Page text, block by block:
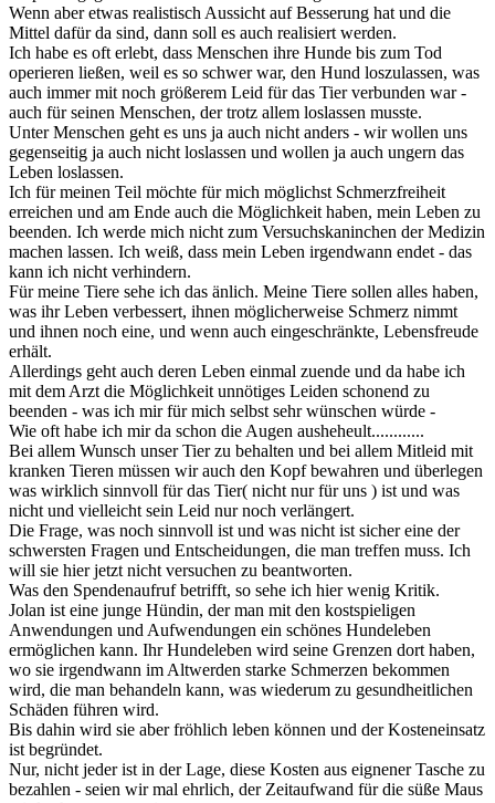
Wenn aber etwas realistisch Aussicht auf Besserung hat und die
Mittel dafür da sind, dann soll es auch realisiert werden.
Ich habe es oft erlebt, dass Menschen ihre Hunde bis zum Tod
operieren ließen, weil es so schwer war, den Hund loszulassen, was
auch immer mit noch größerem Leid für das Tier verbunden war -
auch für seinen Menschen, der trotz allem loslassen musste.
Unter Menschen geht es uns ja auch nicht anders - wir wollen uns
gegenseitig ja auch nicht loslassen und wollen ja auch ungern das
Leben loslassen.
Ich für meinen Teil möchte für mich möglichst Schmerzfreiheit
erreichen und am Ende auch die Möglichkeit haben, mein Leben zu
beenden. Ich werde mich nicht zum Versuchskaninchen der Medizin
machen lassen. Ich weiß, dass mein Leben irgendwann endet - das
kann ich nicht verhindern.
Für meine Tiere sehe ich das änlich. Meine Tiere sollen alles haben,
was ihr Leben verbessert, ihnen möglicherweise Schmerz nimmt
und ihnen noch eine, und wenn auch eingeschränkte, Lebensfreude
erhält.
Allerdings geht auch deren Leben einmal zuende und da habe ich
mit dem Arzt die Möglichkeit unnötiges Leiden schonend zu
beenden - was ich mir für mich selbst sehr wünschen würde -
Wie oft habe ich mir da schon die Augen ausheheult............
Bei allem Wunsch unser Tier zu behalten und bei allem Mitleid mit
kranken Tieren müssen wir auch den Kopf bewahren und überlegen
was wirklich sinnvoll für das Tier( nicht nur für uns ) ist und was
nicht und vielleicht sein Leid nur noch verlängert.
Die Frage, was noch sinnvoll ist und was nicht ist sicher eine der
schwersten Fragen und Entscheidungen, die man treffen muss. Ich
will sie hier jetzt nicht versuchen zu beantworten.
Was den Spendenaufruf betrifft, so sehe ich hier wenig Kritik.
Jolan ist eine junge Hündin, der man mit den kostspieligen
Anwendungen und Aufwendungen ein schönes Hundeleben
ermöglichen kann. Ihr Hundeleben wird seine Grenzen dort haben,
wo sie irgendwann im Altwerden starke Schmerzen bekommen
wird, die man behandeln kann, was wiederum zu gesundheitlichen
Schäden führen wird.
Bis dahin wird sie aber fröhlich leben können und der Kosteneinsatz
ist begründet.
Nur, nicht jeder ist in der Lage, diese Kosten aus eignener Tasche zu
bezahlen - seien wir mal ehrlich, der Zeitaufwand für die süße Maus